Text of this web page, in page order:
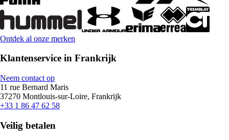
Ontdek al onze merken
Klantenservice in Frankrijk
Neem contact op
11 rue Bernard Maris
37270 Montlouis-sur-Loire, Frankrijk
+33 1 86 47 62 58
Veilig betalen